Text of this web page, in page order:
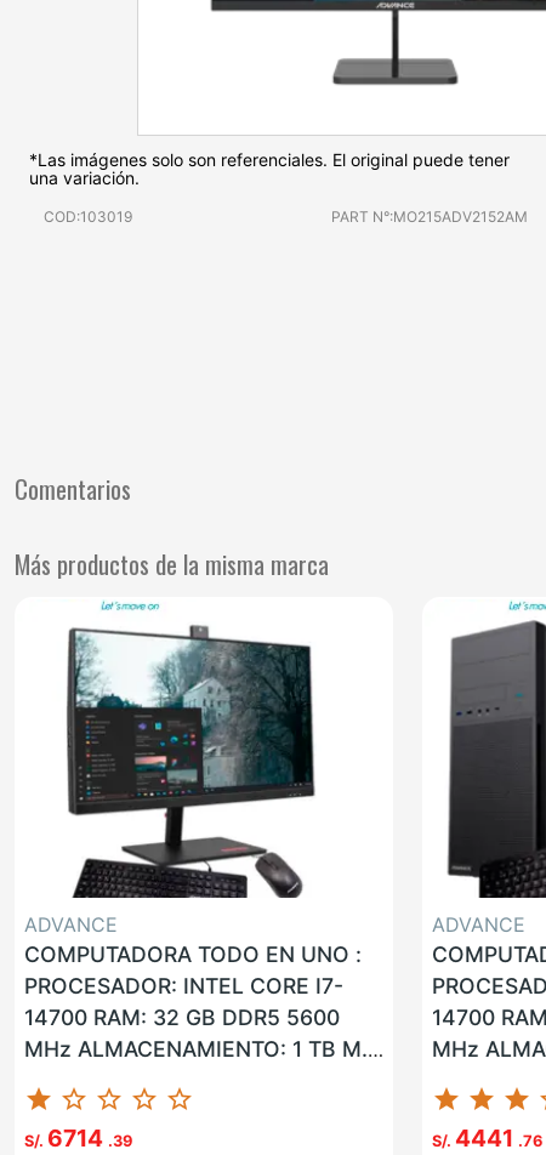
*Las imágenes solo son referenciales. El original puede tener
una variación.
COD:103019 PART N°:MO215ADV2152AM
Comentarios
Más productos de la misma marca
ADVANCE
COMPUTADORA TODO EN UNO :
PROCESADOR: INTEL CORE I7-
14700 RAM: 32 GB DDR5 5600
MHz ALMACENAMIENTO: 1 TB M.2
RETROILUMINACIO...
star star_border star_border star_border star_border
S/. 6714 .39
ADVANCE
14700
MHz
SI VGA: N...
star star star
S/. 4441 .76